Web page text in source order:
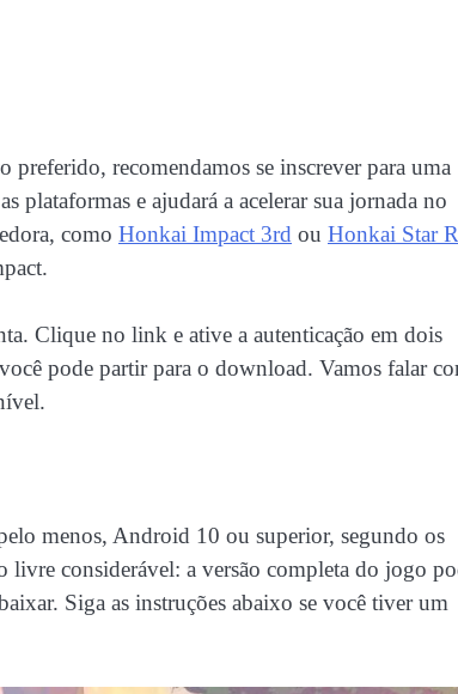
recomendamos se inscrever para uma
plataformas e ajudará a acelerar sua jornada no
como Honkai Impact 3rd ou Honkai Star
Clique no link e ative a autenticação em dois
pode partir para o download. Vamos falar
menos, Android 10 ou superior, segundo os
livre considerável: a versão completa do jogo
Siga as instruções abaixo se você tiver um